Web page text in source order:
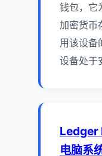
钱包，它
加密货币
用该设备
设备处于
Ledger
电脑系